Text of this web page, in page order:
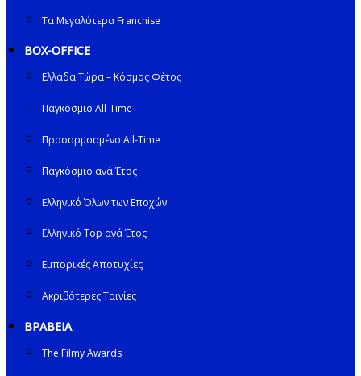
Τα Μεγαλύτερα Franchise
BOX-OFFICE
Ελλάδα Τώρα – Κόσμος Φέτος
Παγκόσμιο All-Time
Προσαρμοσμένο All-Time
Παγκόσμιο ανά Έτος
Ελληνικό Όλων των Εποχών
Ελληνικό Top ανά Έτος
Εμπορικές Αποτυχίες
Ακριβότερες Ταινίες
ΒΡΑΒΕΙΑ
The Filmy Awards